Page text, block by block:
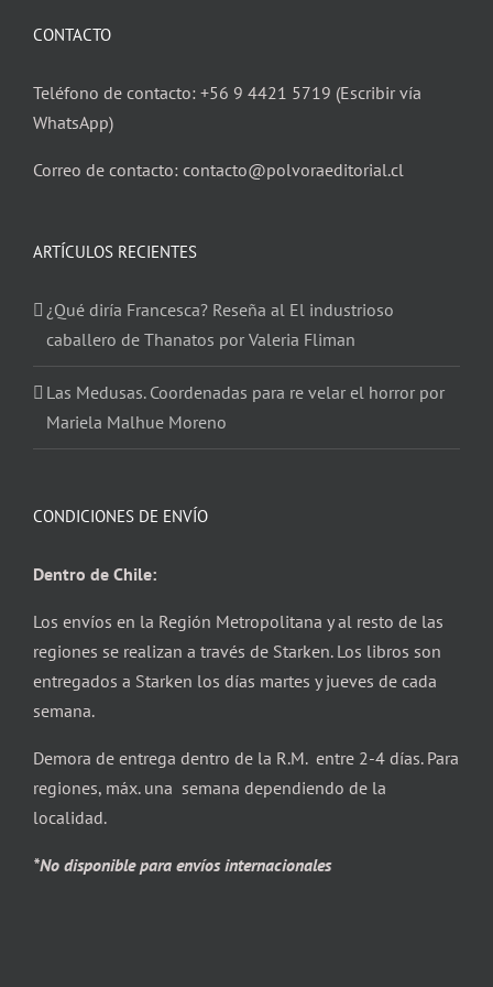
CONTACTO
Teléfono de contacto: +56 9 4421 5719 (Escribir vía
WhatsApp)
Correo de contacto: contacto@polvoraeditorial.cl
ARTÍCULOS RECIENTES
¿Qué diría Francesca? Reseña al El industrioso
caballero de Thanatos por Valeria Fliman
Las Medusas. Coordenadas para re velar el horror por
Mariela Malhue Moreno
CONDICIONES DE ENVÍO
Dentro de Chile:
Los envíos en la Región Metropolitana y al resto de las
regiones se realizan a través de Starken. Los libros son
entregados a Starken los días martes y jueves de cada
semana.
Demora de entrega dentro de la R.M. entre 2-4 días. Para
regiones, máx. una semana dependiendo de la
localidad.
*No disponible para envíos internacionales